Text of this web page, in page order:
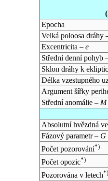
Epocha
Velká poloosa dráhy
Excentricita – e
Střední denní pohyb
Sklon dráhy k
Délka vzestupného
Argument šířky
Střední anomálie – M
Absolutní hvězdná
Fázový parametr – G
Počet pozorování*)
Počet opozic*)
Pozorována v letech*)